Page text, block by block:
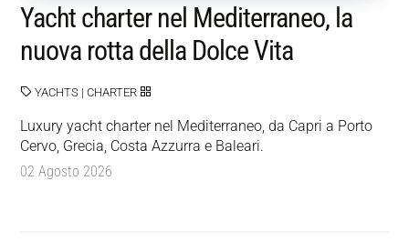
Yacht charter nel Mediterraneo, la
nuova rotta della Dolce Vita
YACHTS |CHARTER
Luxury yacht charter nel Mediterraneo, da Capri a Porto
Cervo, Grecia, Costa Azzurra e Baleari.
02 Agosto 2026